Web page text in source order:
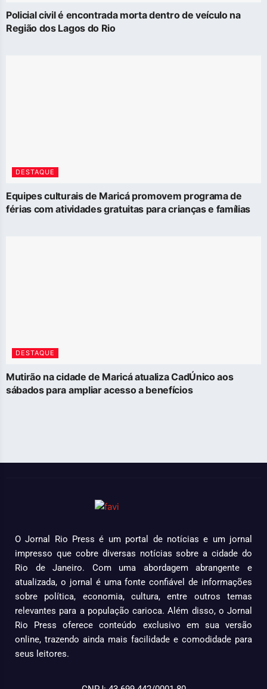
Policial civil é encontrada morta dentro de veículo na
Região dos Lagos do Rio
DESTAQUE
Equipes culturais de Maricá promovem programa de
férias com atividades gratuitas para crianças e famílias
DESTAQUE
Mutirão na cidade de Maricá atualiza CadÚnico aos
sábados para ampliar acesso a benefícios
O Jornal Rio Press é um portal de notícias e um jornal
impresso que cobre diversas notícias sobre a cidade do
Rio de Janeiro. Com uma abordagem abrangente e
atualizada, o jornal é uma fonte confiável de informações
sobre política, economia, cultura, entre outros temas
relevantes para a população carioca. Além disso, o Jornal
Rio Press oferece conteúdo exclusivo em sua versão
online, trazendo ainda mais facilidade e comodidade para
seus leitores.